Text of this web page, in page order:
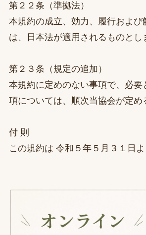
第２２条（準拠法）
本規約の成立、効力、履行および
は、日本法が適用されるものとし
第２３条（規定の追加）
本規約に定めのない事項で、必要
項については、順次当協会が定め
付 則
この規約は 令和５年５月３１日よ